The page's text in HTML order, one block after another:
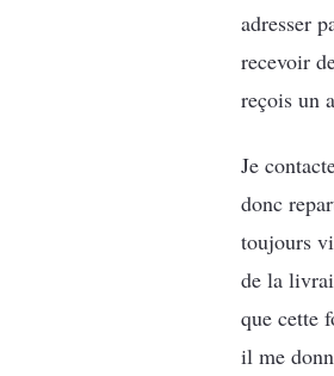
adresser
recevoir
reçois un
Je
donc
toujours
de la
que cette
il me